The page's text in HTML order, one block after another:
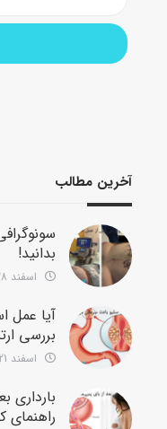
آخرین مطالب
بدانید!
اسفند 28, 1403
آیا عمل
بررسی
اسفند 21, 1403
بارداری
راهنمای